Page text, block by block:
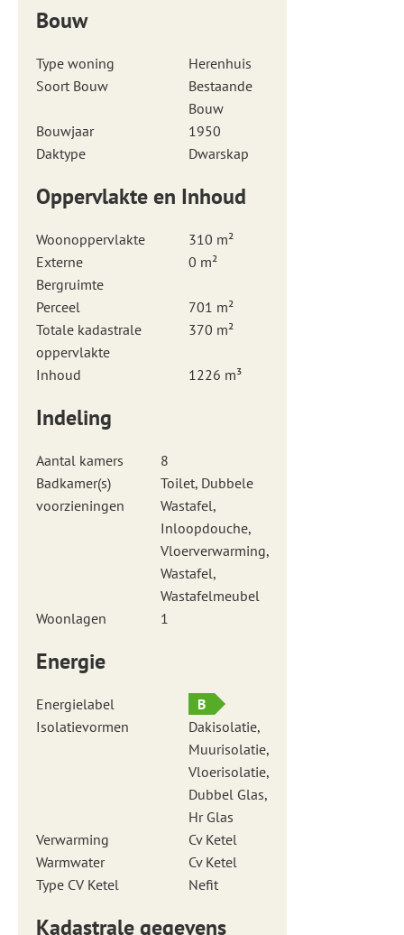
Bouw
Type woning
Herenhuis
Soort Bouw
Bestaande
Bouw
Bouwjaar
1950
Daktype
Dwarskap
Oppervlakte en Inhoud
Woonoppervlakte
310 m²
Externe
Bergruimte
0 m²
Perceel
701 m²
Totale kadastrale
oppervlakte
370 m²
Inhoud 1226 m³
Indeling
Aantal kamers
8
Badkamer(s)
voorzieningen
Toilet, Dubbele
Wastafel,
Inloopdouche,
Vloerverwarming,
Wastafel,
Wastafelmeubel
Woonlagen
1
Energie
Energielabel
B
Isolatievormen
Dakisolatie,
Muurisolatie,
Vloerisolatie,
Dubbel Glas,
Hr Glas
Verwarming
Cv Ketel
Warmwater
Cv Ketel
Type CV Ketel
Nefit
Kadastrale gegevens